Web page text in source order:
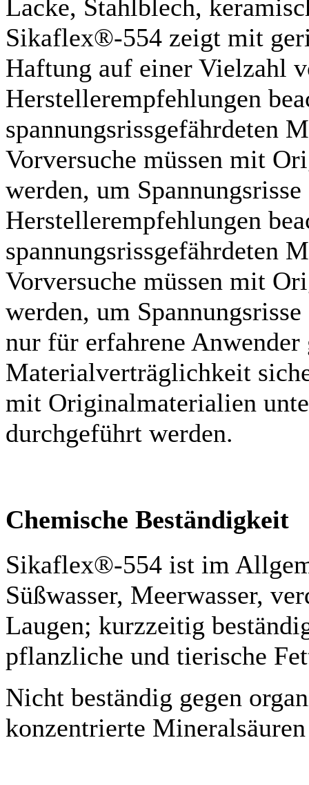
Lacke, Stahlblech,
Sikaflex®-554 zeigt mit
Haftung auf einer Vielzahl
Herstellerempfehlungen
spannungsrissgefährdeten
Vorversuche müssen mit
werden, um
Herstellerempfehlungen
spannungsrissgefährdeten
Vorversuche müssen mit
werden, um
nur für erfahrene
Materialverträglichkeit
mit Originalmaterialien
durchgeführt werden.
Chemische Beständigkeit
Sikaflex®-554 ist im
Süßwasser, Meerwasser,
Laugen; kurzzeitig
pflanzliche und tierische
Nicht beständig gegen
konzentrierte